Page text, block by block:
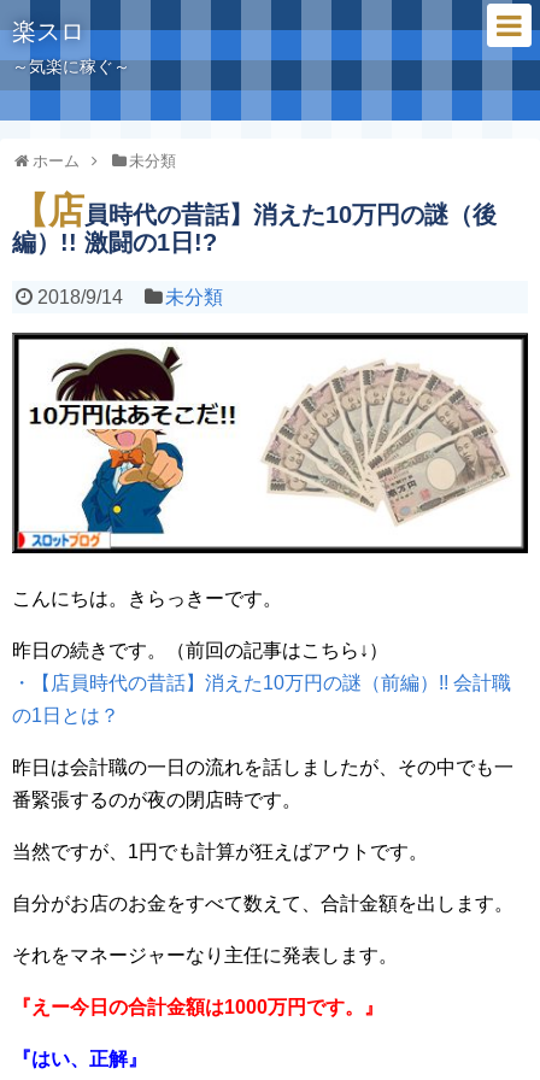
楽スロ
～気楽に稼ぐ～
ホーム 未分類
【店員時代の昔話】消えた10万円の謎（後
編）!! 激闘の1日!?
2018/9/14 未分類
こんにちは。きらっきーです。
昨日の続きです。（前回の記事はこちら↓）
・【店員時代の昔話】消えた10万円の謎（前編）!! 会計職
の1日とは？
昨日は会計職の一日の流れを話しましたが、その中でも一
番緊張するのが夜の閉店時です。
当然ですが、1円でも計算が狂えばアウトです。
自分がお店のお金をすべて数えて、合計金額を出します。
それをマネージャーなり主任に発表します。
『えー今日の合計金額は1000万円です。』
『はい、正解』